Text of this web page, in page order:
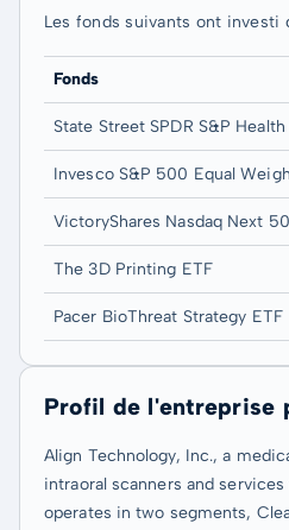
Les fonds suivants ont investi
Fonds
State Street SPDR S&P
Invesco S&P 500 Equal
VictoryShares Nasdaq Next
The 3D Printing ETF
Pacer BioThreat Strategy ETF
Profil de l'entreprise
Align Technology, Inc., a
intraoral scanners and
operates in two segments,